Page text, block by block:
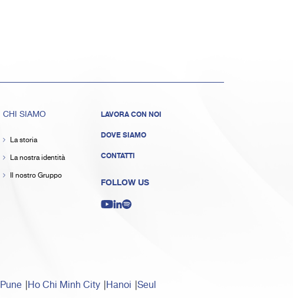
CHI SIAMO
La storia
La nostra identità
Il nostro Gruppo
LAVORA CON NOI
DOVE SIAMO
CONTATTI
FOLLOW US
Pune Ho Chi Minh City Hanoi Seul